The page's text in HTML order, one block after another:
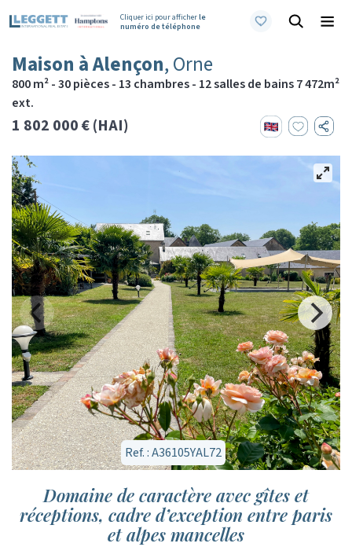
Cliquer ici pour afficherle
numéro de téléphone
Maison à Alençon, Orne
800 m² - 30 pièces - 13 chambres - 12 salles de bains 7 472m²
ext.
1 802 000 € (HAI)
Ref. : A36105YAL72
Domaine de caractère avec gîtes et
réceptions, cadre d’exception entre paris
et alpes mancelles